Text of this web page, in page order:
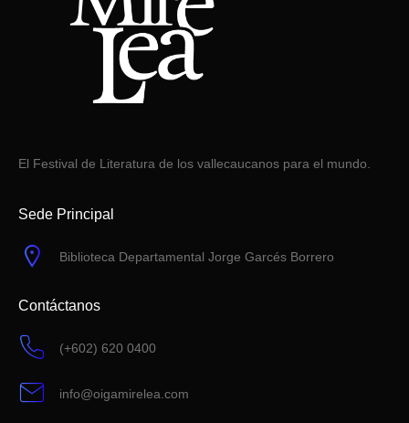
El Festival de Literatura de los vallecaucanos para el mundo.
Sede Principal
Biblioteca Departamental Jorge Garcés Borrero
Contáctanos
(+602) 620 0400
info@oigamirelea.com